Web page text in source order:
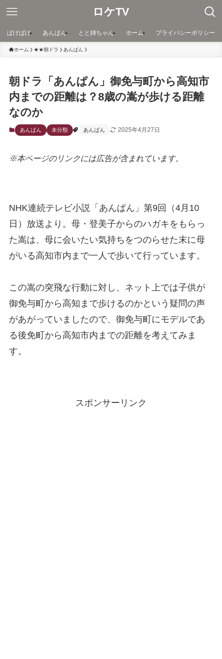
ロケTV
ばけばけ あんぱん とと姉ちゃん ホーム プライバシーポリシー
ホーム ★★朝ドラ あんぱん
朝ドラ「あんぱん」御免与町から高知市
内までの距離は？8歳の嵩が歩ける距離
なのか
あんぱん 未分類 あんぱん 2025年4月27日
※本ページのリンクには広告が含まれています。
NHK連続テレビ小説「あんぱん」第9回（4月10
日）放送より。母・登美子からのハガキをもらっ
た嵩は、母に会いたい気持ちをつのらせた末に母
がいる高知市内まで一人で歩いて行っています。
この嵩の突飛な行動に対し、ネット上では子供が
御免与町から高知まで歩けるのかという疑問の声
があがっていましたので、御免与町にモデルであ
る後免町から高知市内までの距離を考えてみま
す。
スポンサーリンク